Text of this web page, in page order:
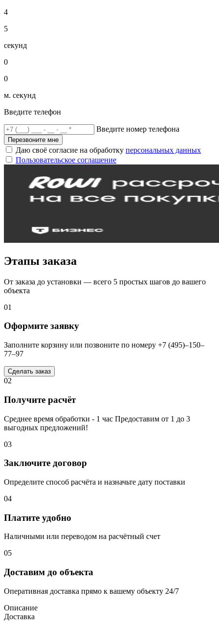
4
5
секунд
0
0
м. секунд
Введите телефон
Введите номер телефона
Перезвоните мне
Даю своё согласие на обработку персональных данных
Пользовательское соглашение
Этапы заказа
От заказа до установки — всего 5 простых шагов до вашего
объекта
01
Оформите заявку
Заполните корзину или позвоните по номеру +7 (495)–150–
77–97
Сделать заказ
02
Получите расчёт
Среднее время обработки - 1 час Предоставим от 1 до 3
выгодных предложений!
03
Заключите договор
Определите способ расчёта и назначьте дату поставки
04
Платите удобно
Наличными или переводом на расчётный счет
05
Доставим до объекта
Оперативная доставка прямо к вашему объекту 24/7
Описание
Доставка